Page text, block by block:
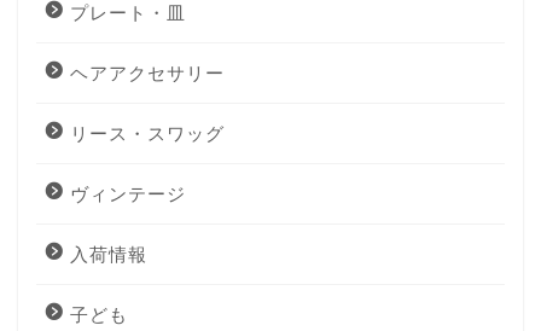
プレート・皿
ヘアアクセサリー
リース・スワッグ
ヴィンテージ
入荷情報
子ども